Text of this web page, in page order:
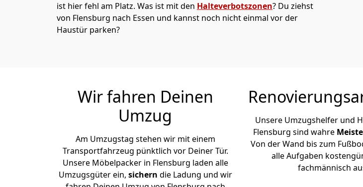
ist hier fehl am Platz. Was ist mit den Halteverbotszonen? Du ziehst
von Flensburg nach Essen und kannst noch nicht einmal vor der
Haustür parken?
Wir fahren Deinen
Umzug
Am Umzugstag stehen wir mit einem
Transportfahrzeug pünktlich vor Deiner Tür.
Unsere Möbelpacker in Flensburg laden alle
Umzugsgüter ein, sichern die Ladung und wir
Unsere Umzugshelfer und
Flensburg sind wahre
Von der Wand bis zum
alle Aufgaben
fachmännisch